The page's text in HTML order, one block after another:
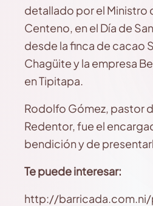
detallado por el Ministro
Centeno, en el Día de
desde la finca de cacao
Chagüite y la empresa
en Tipitapa.
Rodolfo Gómez, pastor
Redentor, fue el
bendición y de
Te puede interesar:
http://